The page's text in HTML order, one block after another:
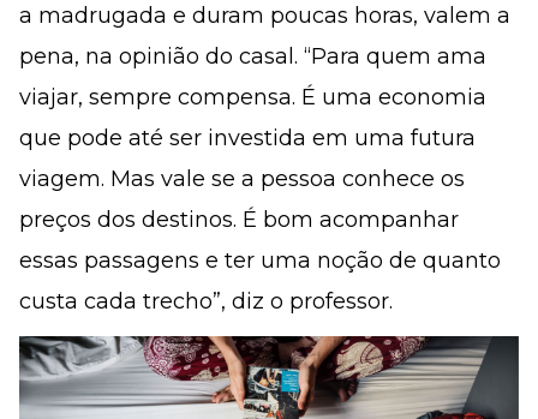
a madrugada e duram poucas horas, valem a
pena, na opinião do casal. “Para quem ama
viajar, sempre compensa. É uma economia
que pode até ser investida em uma futura
viagem. Mas vale se a pessoa conhece os
preços dos destinos. É bom acompanhar
essas passagens e ter uma noção de quanto
custa cada trecho”, diz o professor.